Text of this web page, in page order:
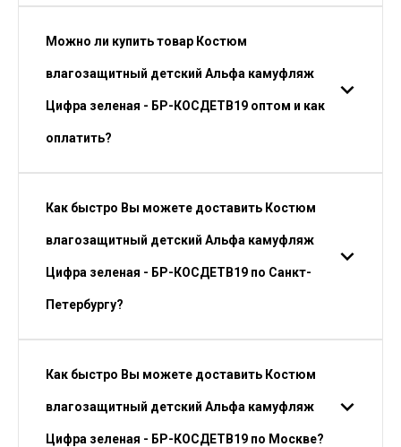
Можно ли купить товар Костюм
влагозащитный детский Альфа камуфляж
Цифра зеленая - БР-КОСДЕТВ19 оптом и как
оплатить?
Как быстро Вы можете доставить Костюм
влагозащитный детский Альфа камуфляж
Цифра зеленая - БР-КОСДЕТВ19 по Санкт-
Петербургу?
Как быстро Вы можете доставить Костюм
влагозащитный детский Альфа камуфляж
Цифра зеленая - БР-КОСДЕТВ19 по Москве?